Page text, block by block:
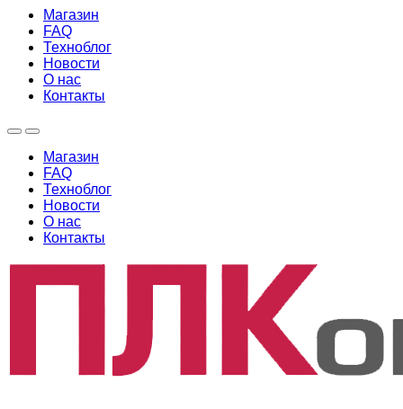
Магазин
FAQ
Техноблог
Новости
О нас
Контакты
Магазин
FAQ
Техноблог
Новости
О нас
Контакты